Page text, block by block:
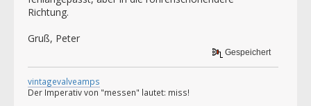
Richtung.
Gruß, Peter
Gespeichert
vintagevalveamps
Der Imperativ von "messen" lautet: miss!